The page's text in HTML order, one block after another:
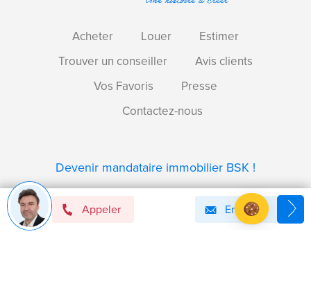
Appeler Email
Acheter Louer
Estimer
Trouver un conseiller
Avis clients
Vos Favoris
Presse
Contactez-nous
Devenir mandataire immobilier BSK !